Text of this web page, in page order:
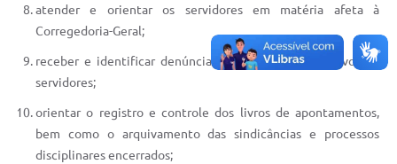
atender e orientar os servidores em matéria afeta à
Corregedoria-Geral;
receber e identificar denúncias formuladas em desfavor de
servidores;
orientar o registro e controle dos livros de apontamentos,
bem como o arquivamento das sindicâncias e processos
disciplinares encerrados;